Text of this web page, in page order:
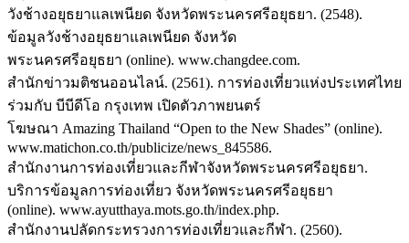
วังช้างอยุธยาแลเพนียด จังหวัดพระนครศรีอยุธยา. (2548).
ข้อมูลวังช้างอยุธยาแลเพนียด จังหวัด
พระนครศรีอยุธยา (online). www.changdee.com.
สำนักข่าวมติชนออนไลน์. (2561). การท่องเที่ยวแห่งประเทศไทย
ร่วมกับ บีบีดีโอ กรุงเทพ เปิดตัวภาพยนตร์
โฆษณา Amazing Thailand “Open to the New Shades” (online).
www.matichon.co.th/publicize/news_845586.
สำนักงานการท่องเที่ยวและกีฬาจังหวัดพระนครศรีอยุธยา.
บริการข้อมูลการท่องเที่ยว จังหวัดพระนครศรีอยุธยา
(online). www.ayutthaya.mots.go.th/index.php.
สำนักงานปลัดกระทรวงการท่องเที่ยวและกีฬา. (2560).